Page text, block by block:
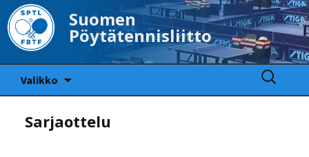
Suomen
Pöytätennisliitto
Valikko
Haku:
Sarjaottelu